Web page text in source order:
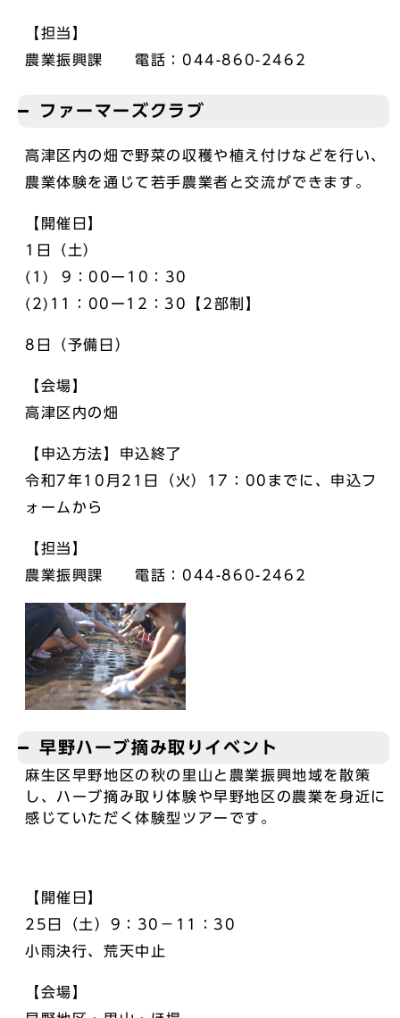
【担当】
農業振興課 電話：044-860-2462
ファーマーズクラブ
高津区内の畑で野菜の収穫や植え付けなどを行い、
農業体験を通じて若手農業者と交流ができます。
【開催日】
1日（土）
(1) 9：00ー10：30
(2)11：00ー12：30【2部制】
8日（予備日）
【会場】
高津区内の畑
【申込方法】申込終了
令和7年10月21日（火）17：00までに、申込フ
ォームから
【担当】
農業振興課 電話：044-860-2462
早野ハーブ摘み取りイベント
麻生区早野地区の秋の里山と農業振興地域を散策
し、ハーブ摘み取り体験や早野地区の農業を身近に
感じていただく体験型ツアーです。
【開催日】
25日（土）9：30－11：30
小雨決行、荒天中止
【会場】